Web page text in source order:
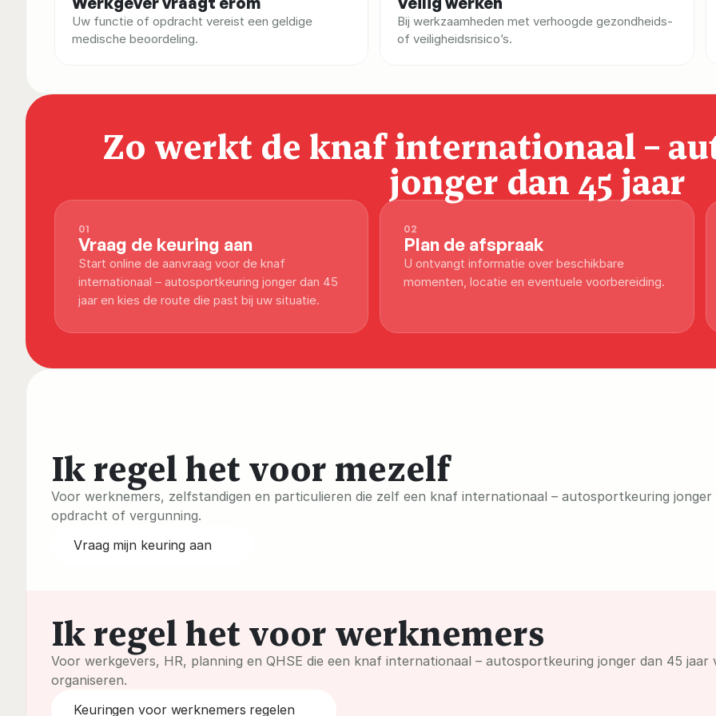
Uw functie of opdracht vereist een geldige
medische beoordeling.
Bij werkzaamheden met verhoogde gezondheids-
of veiligheidsrisico’s.
Zo werkt de knaf internationaal –
jonger dan 45 jaar
01
Vraag de keuring aan
Start online de aanvraag voor de knaf
internationaal – autosportkeuring jonger dan 45
jaar en kies de route die past bij uw situatie.
02
Plan de afspraak
U ontvangt informatie over beschikbare
momenten, locatie en eventuele voorbereiding.
Ik regel het voor mezelf
Voor werknemers, zelfstandigen en particulieren die zelf een knaf internationaal – autosportkeuring
opdracht of vergunning.
Vraag mijn keuring aan
Ik regel het voor werknemers
Voor werkgevers, HR, planning en QHSE die een knaf internationaal – autosportkeuring jonger dan 45
organiseren.
Keuringen voor werknemers regelen